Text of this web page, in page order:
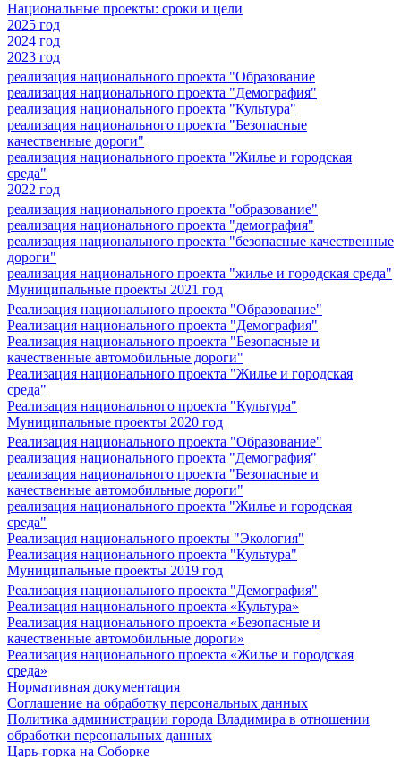
Национальные проекты: сроки и цели
2025 год
2024 год
2023 год
реализация национального проекта "Образование
реализация национального проекта "Демография"
реализация национального проекта "Культура"
реализация национального проекта "Безопасные
качественные дороги"
реализация национального проекта "Жилье и городская
среда"
2022 год
реализация национального проекта "образование"
реализация национального проекта "демография"
реализация национального проекта "безопасные качественные
дороги"
реализация национального проекта "жилье и городская среда"
Муниципальные проекты 2021 год
Реализация национального проекта "Образование"
Реализация национального проекта "Демография"
Реализация национального проекта "Безопасные и
качественные автомобильные дороги"
Реализация национального проекта "Жилье и городская
среда"
Реализация национального проекта "Культура"
Муниципальные проекты 2020 год
Реализация национального проекта "Образование"
реализация национального проекта "Демография"
реализация национального проекта "Безопасные и
качественные автомобильные дороги"
реализация национального проекта "Жилье и городская
среда"
Реализация национального проекты "Экология"
Реализация национального проекта "Культура"
Муниципальные проекты 2019 год
Реализация национального проекта "Демография"
Реализация национального проекта «Культура»
Реализация национального проекта «Безопасные и
качественные автомобильные дороги»
Реализация национального проекта «Жилье и городская
среда»
Нормативная документация
Соглашение на обработку персональных данных
Политика администрации города Владимира в отношении
обработки персональных данных
Царь-горка на Соборке